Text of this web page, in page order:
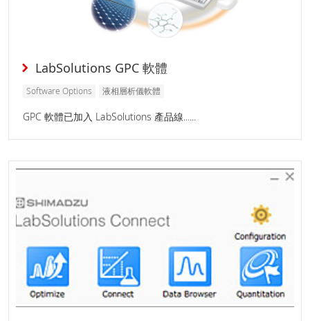
LabSolutions GPC 軟體
Software Options 液相層析儀軟體
GPC 軟體已加入 LabSolutions 產品線......